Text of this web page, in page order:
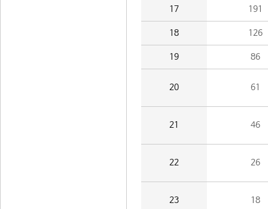
17 191
18 126
19 86
20 61
21 46
22 26
23 18